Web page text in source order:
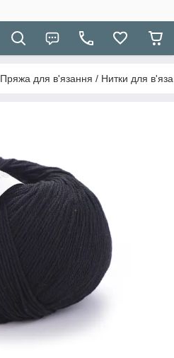
Пряжа для в'язання / Нитки для